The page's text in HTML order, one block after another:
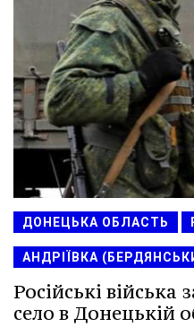
ДОНЕЦЬКА ОБЛАСТЬ
АНДРІЇВКА
Російські
село в Донецькій